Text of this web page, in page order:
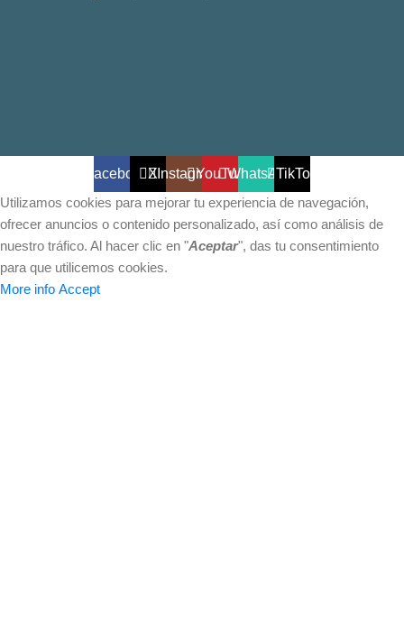
FacebookX InstagramYouTubeWhatsAppTikTok
Utilizamos cookies para mejorar tu experiencia de navegación,
ofrecer anuncios o contenido personalizado, así como análisis de
nuestro tráfico. Al hacer clic en "Aceptar", das tu consentimiento
para que utilicemos cookies.
More info Accept